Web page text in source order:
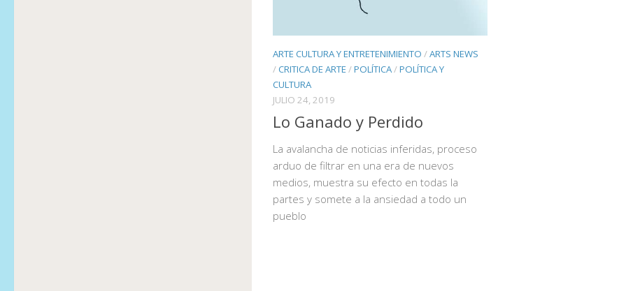
ARTE CULTURA Y ENTRETENIMIENTO /ARTS NEWS
/CRITICA DE ARTE /POLÍTICA/POLÍTICA Y
CULTURA
JULIO 24, 2019
Lo Ganado y Perdido
La avalancha de noticias inferidas, proceso
arduo de filtrar en una era de nuevos
medios, muestra su efecto en todas la
partes y somete a la ansiedad a todo un
pueblo